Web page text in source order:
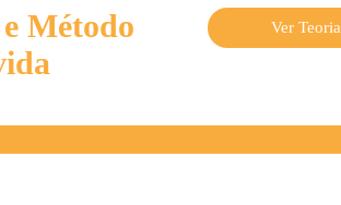
Método
Ver Teoria